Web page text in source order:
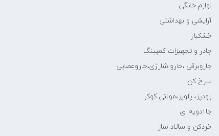
لوازم خانگی
آرایشی و بهداشتی
خشکبار
چادر و تجهیزات کمپینگ
جاروبرقی ،جارو شارژی،جاروعصایی
سرخ کن
زودپز، پلوپز،مولتی کوکر
جا ادویه ای
خردکن و سالاد ساز